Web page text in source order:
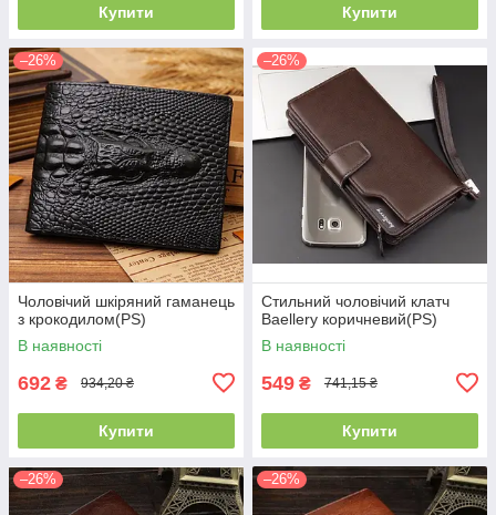
Купити Купити
–26%
Чоловічий шкіряний гаманець
з крокодилом(PS)
В наявності
692 ₴ 934,20 ₴
Купити
–26%
Стильний чоловічий клатч
Baellery коричневий(PS)
В наявності
549 ₴ 741,15 ₴
Купити
–26% –26%